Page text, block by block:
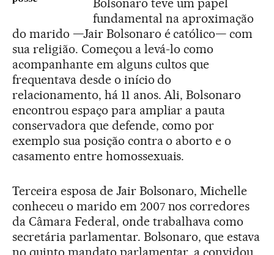
Bolsonaro teve um papel
fundamental na aproximação
do marido —Jair Bolsonaro é católico— com
sua religião. Começou a levá-lo como
acompanhante em alguns cultos que
frequentava desde o início do
relacionamento, há 11 anos. Ali, Bolsonaro
encontrou espaço para ampliar a pauta
conservadora que defende, como por
exemplo sua posição contra o aborto e o
casamento entre homossexuais.
Terceira esposa de Jair Bolsonaro, Michelle
conheceu o marido em 2007 nos corredores
da Câmara Federal, onde trabalhava como
secretária parlamentar. Bolsonaro, que estava